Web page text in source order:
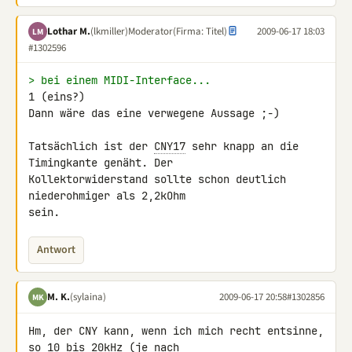
LM Lothar M.(lkmiller)Moderator(Firma: Titel)
2009-06-17 18:03
#1302596
> bei einem MIDI-Interface...
1 (eins?)
Dann wäre das eine verwegene Aussage ;-)
Tatsächlich ist der CNY17 sehr knapp an die
Timingkante genäht. Der
Kollektorwiderstand sollte schon deutlich
niederohmiger als 2,2kOhm
sein.
Antwort
MK M. K.(sylaina) 2009-06-17 20:58#1302856
Hm, der CNY kann, wenn ich mich recht entsinne,
so 10 bis 20kHz (je nach